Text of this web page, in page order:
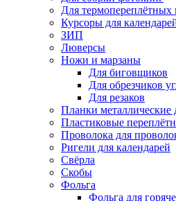
Для
Курсоры для
ЗИП
Люверсы
Ножи и марзаны
Для биговщиков
Для обрезчиков
Для резаков
Планки металлические
Пластиковые
Проволока для
Ригели для календарей
Свёрла
Скобы
Фольга
Фольга для